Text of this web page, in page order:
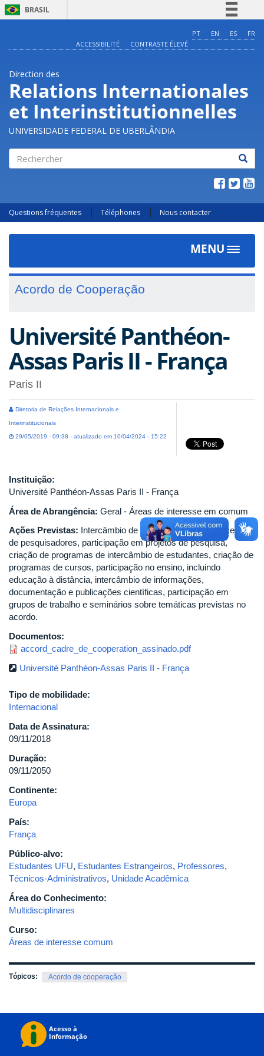
BRASIL
Comunica BR
Acesso à informação
Legislação
Canais
PT EN ES
FR
ACCESSIBILITÉ
CONTRASTE ÉLEVÉ
Direction des
Relations Internationales
et Interinstitutionnelles
UNIVERSIDADE FEDERAL DE UBERLÂNDIA
Questions fréquentes Téléphones Nous contacter
MENU
Toggle
Acordo de Cooperação
Université Panthéon-
Assas Paris II - França
Paris II
Diretoria de Relações Internacionais e
Interinstitucionais
29/05/2019 - 09:38 - atualizado em 10/04/2024 - 15:22
Instituição:
Université Panthéon-Assas Paris II - França
Área de Abrangência: Geral - Áreas de interesse em comum
Ações Previstas: Intercâmbio de membros do corpo docente e
de pesquisadores, participação em projetos de pesquisa,
criação de programas de intercâmbio de estudantes, criação de
programas de cursos, participação no ensino, incluindo
educação à distância, intercâmbio de informações,
documentação e publicações científicas, participação em
grupos de trabalho e seminários sobre temáticas previstas no
acordo.
Documentos:
accord_cadre_de_cooperation_assinado.pdf
Université Panthéon-Assas Paris II - França
Tipo de mobilidade:
Internacional
Data de Assinatura:
09/11/2018
Duração:
09/11/2050
Continente:
Europa
País:
França
Público-alvo:
Estudantes UFU, Estudantes Estrangeiros, Professores,
Técnicos-Administrativos, Unidade Acadêmica
Área do Conhecimento:
Multidisciplinares
Curso:
Áreas de interesse comum
Tópicos: Acordo de cooperação